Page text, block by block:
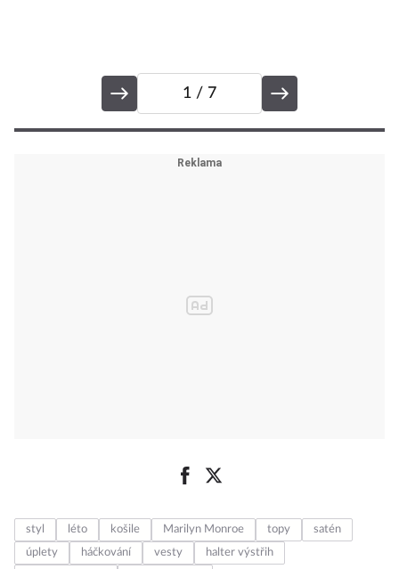
1 / 7
styl léto košile Marilyn Monroe topy
satén
úplety
háčkování vesty
halter výstřih